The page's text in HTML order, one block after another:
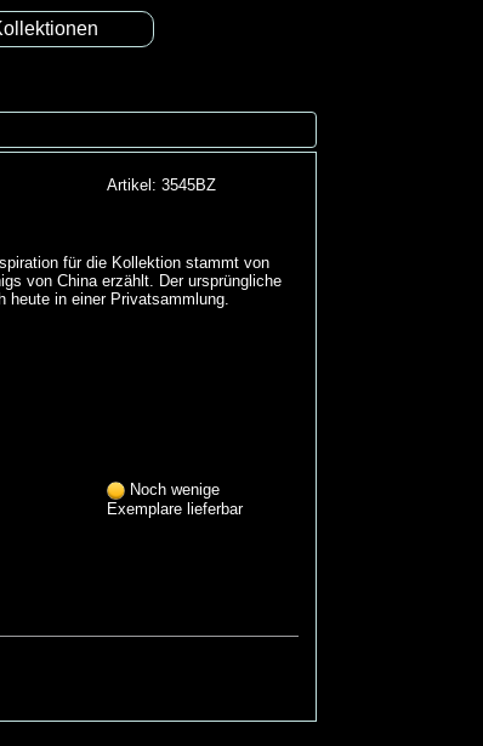
Artikel: 3545BZ
für die Kollektion stammt von
von China erzählt. Der ursprüngliche
heute in einer Privatsammlung.
Noch wenige
Exemplare lieferbar